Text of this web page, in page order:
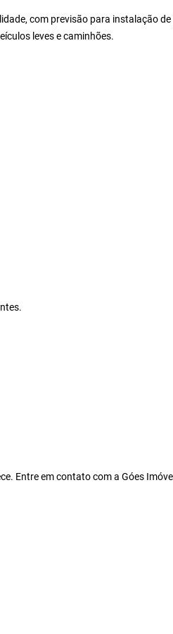
com previsão para instalação
leves e caminhões.
Entre em contato com a Góes